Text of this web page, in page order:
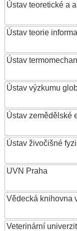
Ústav teoretické a
Ústav teorie
Ústav
Ústav výzkumu
Ústav zemědělské
Ústav živočišné
UVN Praha
Vědecká knihovna
Veterinární